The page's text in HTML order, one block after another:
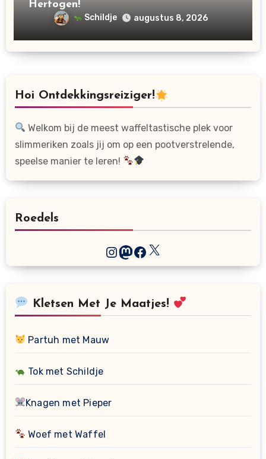
Hertogen!
Schildje augustus 8, 2026
Hoi Ontdekkingsreiziger!
Welkom bij de meest waffeltastische plek voor
slimmeriken zoals jij om op een pootverstrelende,
speelse manier te leren!
Roedels
Instagram
Mastodon
Facebook
X
Kletsen Met Je Maatjes!
Partuh met Mauw
Tok met Schildje
Knagen met Pieper
Woef met Waffel